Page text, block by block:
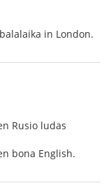
in London.
Rusio ludas
bona English.